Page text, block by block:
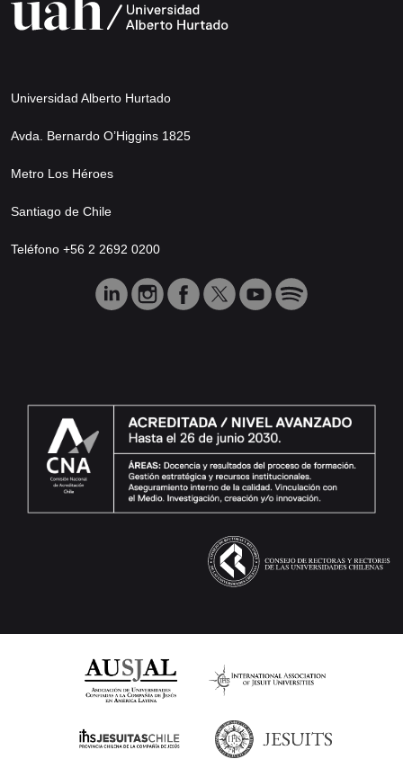
Universidad Alberto Hurtado
Avda. Bernardo O’Higgins 1825
Metro Los Héroes
Santiago de Chile
Teléfono +56 2 2692 0200